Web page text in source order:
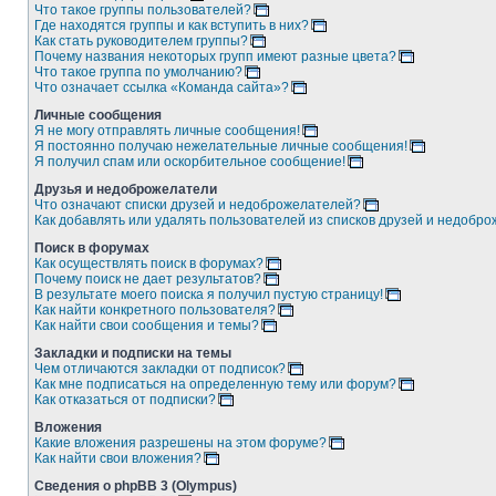
Что такое группы пользователей?
Где находятся группы и как вступить в них?
Как стать руководителем группы?
Почему названия некоторых групп имеют разные цвета?
Что такое группа по умолчанию?
Что означает ссылка «Команда сайта»?
Личные сообщения
Я не могу отправлять личные сообщения!
Я постоянно получаю нежелательные личные сообщения!
Я получил спам или оскорбительное сообщение!
Друзья и недоброжелатели
Что означают списки друзей и недоброжелателей?
Как добавлять или удалять пользователей из списков друзей и
Поиск в форумах
Как осуществлять поиск в форумах?
Почему поиск не дает результатов?
В результате моего поиска я получил пустую страницу!
Как найти конкретного пользователя?
Как найти свои сообщения и темы?
Закладки и подписки на темы
Чем отличаются закладки от подписок?
Как мне подписаться на определенную тему или форум?
Как отказаться от подписки?
Вложения
Какие вложения разрешены на этом форуме?
Как найти свои вложения?
Сведения о phpBB 3 (Olympus)